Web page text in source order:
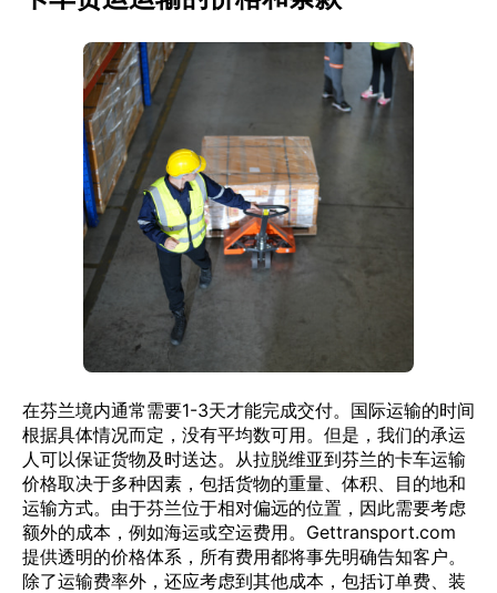
在芬兰境内通常需要1-3天才能完成交付。国际运输的时间
根据具体情况而定，没有平均数可用。但是，我们的承运
人可以保证货物及时送达。从拉脱维亚到芬兰的卡车运输
价格取决于多种因素，包括货物的重量、体积、目的地和
运输方式。由于芬兰位于相对偏远的位置，因此需要考虑
额外的成本，例如海运或空运费用。Gettransport.com
提供透明的价格体系，所有费用都将事先明确告知客户。
除了运输费率外，还应考虑到其他成本，包括订单费、装